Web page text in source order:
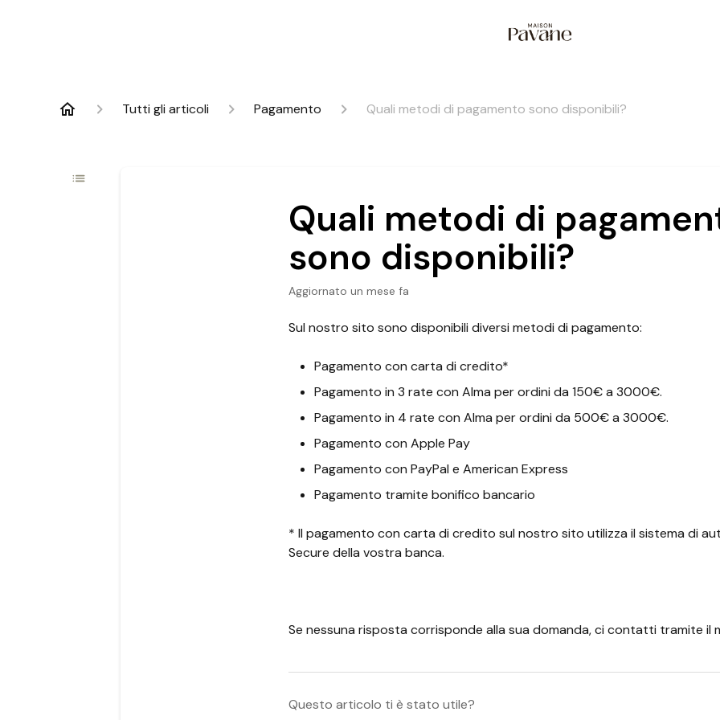
Tutti gli articoli Pagamento Quali metodi di pagamento sono disponibili?
Quali metodi di
sono disponibili?
Aggiornatoun mese fa
Sul nostro sito sono disponibili diversi metodi di pagamento:
Pagamento con carta di credito*
Pagamento in 3 rate con Alma per ordini da 150€ a 3000€.
Pagamento in 4 rate con Alma per ordini da 500€ a 3000€.
Pagamento con Apple Pay
Pagamento con PayPal e American Express
Pagamento tramite bonifico bancario
* Il pagamento con carta di credito sul nostro sito utilizza il sistema di
Secure della vostra banca.
Se nessuna risposta corrisponde alla sua domanda, ci contatti tramite il
Questo articolo ti è stato utile?